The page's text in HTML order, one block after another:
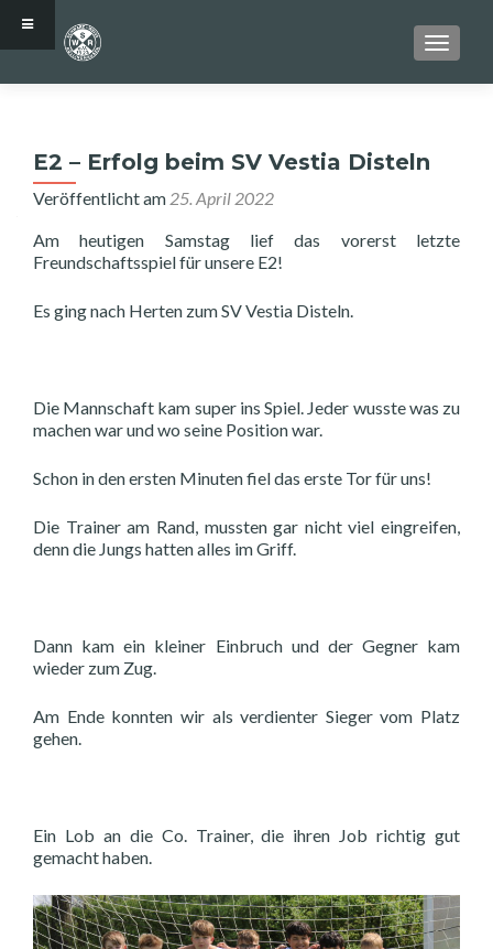
E2 – Erfolg beim SV Vestia Disteln
Veröffentlicht am 25. April 2022
Am heutigen Samstag lief das vorerst letzte
Freundschaftsspiel für unsere E2!
Es ging nach Herten zum SV Vestia Disteln.
Die Mannschaft kam super ins Spiel. Jeder wusste was zu
machen war und wo seine Position war.
Schon in den ersten Minuten fiel das erste Tor für uns!
Die Trainer am Rand, mussten gar nicht viel eingreifen,
denn die Jungs hatten alles im Griff.
Dann kam ein kleiner Einbruch und der Gegner kam
wieder zum Zug.
Am Ende konnten wir als verdienter Sieger vom Platz
gehen.
Ein Lob an die Co. Trainer, die ihren Job richtig gut
gemacht haben.